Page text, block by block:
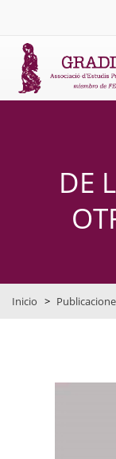
DE
Inicio >